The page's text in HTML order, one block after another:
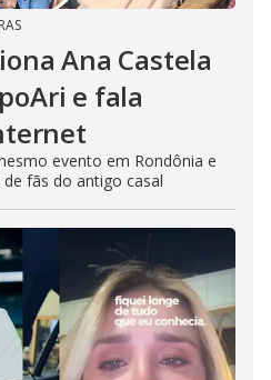
Ana Castela
e fala
evento em Rondônia e
fãs do antigo casal